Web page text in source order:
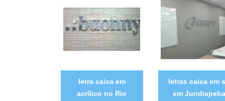
letra caixa em
acrílico no Rio
letras caixa em
em Jundiapeba